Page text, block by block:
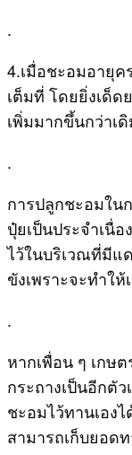
.
4.เมื่อชะอมอายุค
เต็มที่ โดยยิ่งเด็
เพิ่มมากขึ้นกว่าเ
.
การปลูกชะอมใน
ปุ๋ยเป็นประจำเนื่
ไว้ในบริเวณที่มีแ
ขังเพราะจะทำให้
.
หากเพื่อน ๆ เกษ
กระถางเป็นอีกตั
ชะอมไว้ทานเอง
สามารถเก็บยอด